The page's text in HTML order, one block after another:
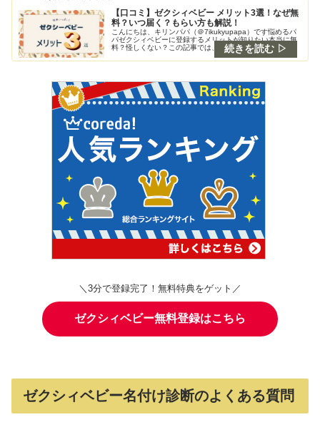
【口コミ】ゼクシィベビー メリット3選！なぜ無
料？いつ届く？もらい方も解説！
こんにちは、キリンパパ（＠7ikukyupapa）です悩めるパ
パゼクシィベビーに登録するメリットが知りたい本当に無
料？怪しくない？この記事では、そんな悩みにお答えしま
す。早速ですが、結論！キリンパパゼクシィベビーは、完
全無料で有料級の情報誌
＼3分で登録完了！無料特典をゲット／
ゼクシィベビー無料登録はこちら
ゼクシィベビー名付け診断のよくある質問